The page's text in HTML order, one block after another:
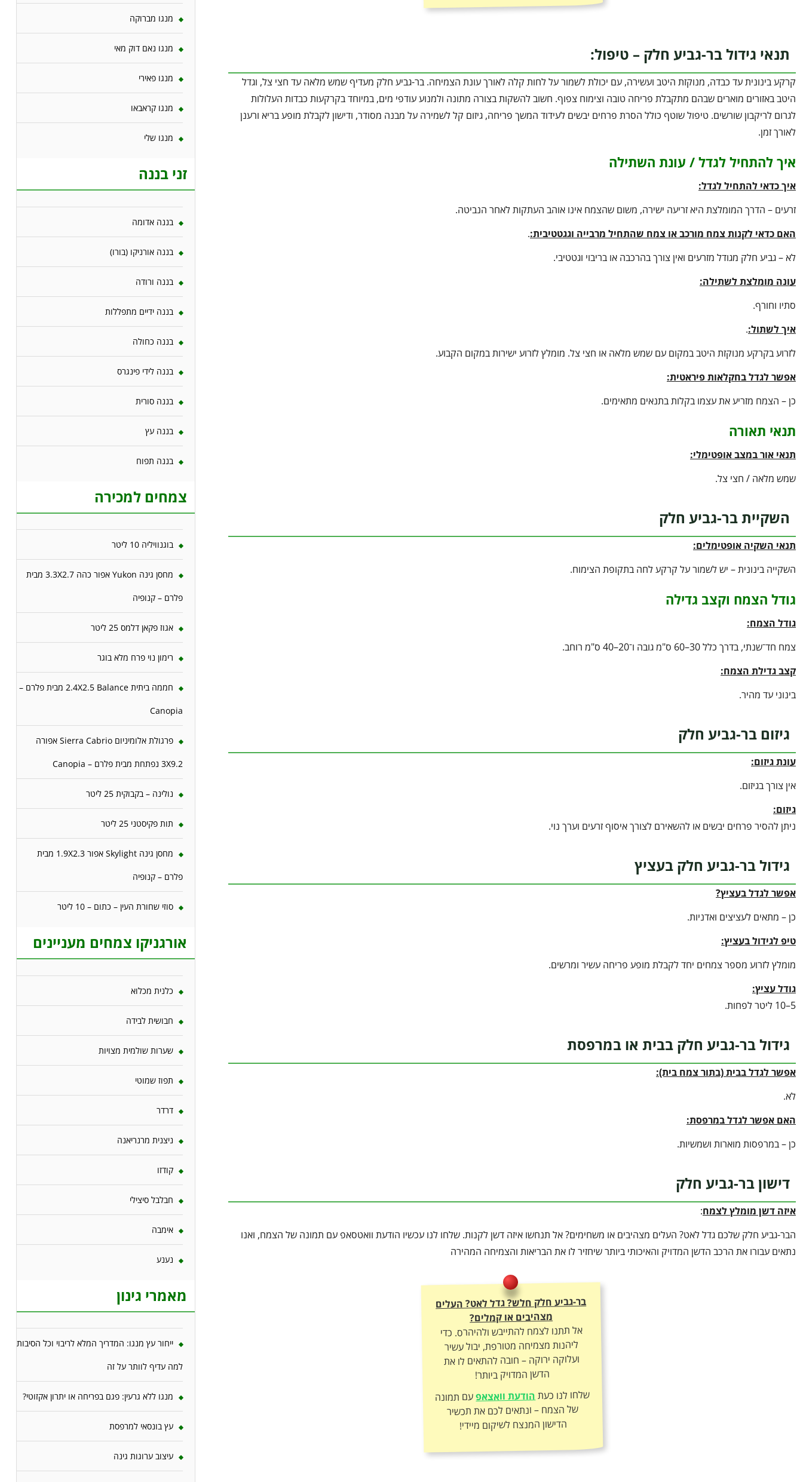
תנאי גידול בר-גביע חלק – טיפול:
קרקע בינונית עד כבדה, מנוקזת היטב ועשירה, עם יכולת לשמור על לחות קלה לאורך עונת הצמיחה. בר-גביע חלק מעדיף שמש מלאה עד חצי צל, וגדל
היטב באזורים מוארים שבהם מתקבלת פריחה טובה וצימוח צפוף. חשוב להשקות בצורה מתונה ולמנוע עודפי מים, במיוחד בקרקעות כבדות העלולות
לגרום לריקבון שורשים. טיפול שוטף כולל הסרת פרחים יבשים לעידוד המשך פריחה, גיזום קל לשמירה על מבנה מסודר, ודישון לקבלת מופע בריא ורענן
לאורך זמן.
איך להתחיל לגדל / עונת השתילה
איך כדאי להתחיל לגדל:
זרעים – הדרך המומלצת היא זריעה ישירה, משום שהצמח אינו אוהב העתקות לאחר הנביטה.
האם כדאי לקנות צמח מורכב או צמח שהתחיל מרבייה וגגטטיבית:.
לא – גביע חלק מגודל מזרעים ואין צורך בהרכבה או בריבוי וגטטיבי.
עונה מומלצת לשתילה:
סתיו וחורף.
איך לשתול:.
לזרוע בקרקע מנוקזת היטב במקום עם שמש מלאה או חצי צל. מומלץ לזרוע ישירות במקום הקבוע.
אפשר לגדל בחקלאות פיראטית:
כן – הצמח מזריע את עצמו בקלות בתנאים מתאימים.
תנאי תאורה
תנאי אור במצב אופטימלי:
שמש מלאה / חצי צל.
השקיית בר-גביע חלק
תנאי השקיה אופטימלים:
השקייה בינונית – יש לשמור על קרקע לחה בתקופת הצימוח.
גודל הצמח וקצב גדילה
גודל הצמח:
צמח חד־שנתי, בדרך כלל 30–60 ס"מ גובה ו־20–40 ס"מ רוחב.
קצב גדילת הצמח:
בינוני עד מהיר.
גיזום בר-גביע חלק
עונת גיזום:
אין צורך בגיזום.
גיזום:
ניתן להסיר פרחים יבשים או להשאירם לצורך איסוף זרעים וערך נוי.
גידול בר-גביע חלק בעציץ
אפשר לגדל בעציץ?
כן – מתאים לעציצים ואדניות.
טיפ לגידול בעציץ:
מומלץ לזרוע מספר צמחים יחד לקבלת מופע פריחה עשיר ומרשים.
גודל עציץ:
5–10 ליטר לפחות.
גידול בר-גביע חלק בבית או במרפסת
אפשר לגדל בבית (בתור צמח בית):
לא.
האם אפשר לגדל במרפסת:
כן – במרפסות מוארות ושמשיות.
דישון בר-גביע חלק
איזה דשן מומלץ לצמח:
הבר-גביע חלק שלכם גדל לאט? העלים מצהיבים או משחימים? אל תנחשו איזה דשן לקנות. שלחו לנו עכשיו הודעת וואטסאפ עם תמונה של הצמח, ואנו
נתאים עבורו את הרכב הדשן המדויק והאיכותי ביותר שיחזיר לו את הבריאות והצמיחה המהירה
בר-גביע חלק חלש? גדל לאט? העלים
מצהיבים או קמלים?
אל תתנו לצמח להתייבש ולהיהרס. כדי
ליהנות מצמיחה מטורפת, יבול עשיר
ועלוקה ירוקה – חובה להתאים לו את
הדשן המדויק ביותר!
שלחו לנו כעת הודעת וואצאפעם תמונה
של הצמח – ונתאים לכם את תכשיר
הדישון המנצח לשיקום מיידי!
מנגו מברוקה
מנגו נאם דוק מאי
מנגו פאירי
מנגו קראבאו
מנגו שלי
זני בננה
בננה אדומה
בננה אורניקו (בורו)
בננה ורודה
בננה ידיים מתפללות
בננה כחולה
בננה לידי פינגרס
בננה סורית
בננה עץ
בננה תפוח
צמחים למכירה
בוגנוויליה 10 ליטר
מחסן גינה Yukon אפור כהה 3.3X2.7 מבית
פלרם – קנופיה
אגוז פקאן דלמס 25 ליטר
רימון נוי פרח מלא בוגר
חממה ביתית 2.4X2.5 Balance מבית פלרם –
Canopia
פרגולת אלומיניום Sierra Cabrio אפורה
3X9.2 נפתחת מבית פלרם – Canopia
נולינה – בקבוקית 25 ליטר
תות פקיסטני 25 ליטר
מחסן גינה Skylight אפור 1.9X2.3 מבית
פלרם – קנופיה
סוזי שחורת העין – כתום – 10 ליטר
אורגניקו צמחים מעניינים
כלנית מכלוא
חבושית לבידה
שערות שולמית מצויות
תפוז שמוטי
דרדר
ניצנית מרנריאנה
קודזו
חבלבל סיצילי
אימבה
נענע
מאמרי גינון
ייחור עץ מנגו: המדריך המלא לריבוי וכל הסיבות
למה עדיף לוותר על זה
מנגו ללא גרעין: פגם בפריחה או יתרון אקזוטי?
עץ בונסאי למרפסת
עיצוב ערוגות גינה